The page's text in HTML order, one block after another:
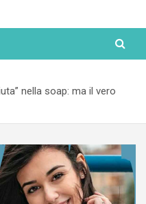
nella soap: ma il vero